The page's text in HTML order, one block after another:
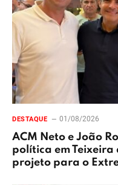
DESTAQUE 01/08/2026
ACM Neto e João
política em Teixeira
projeto para o